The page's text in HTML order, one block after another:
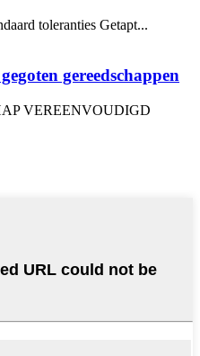
toleranties Getapt...
gereedschappen
VEREENVOUDIGD